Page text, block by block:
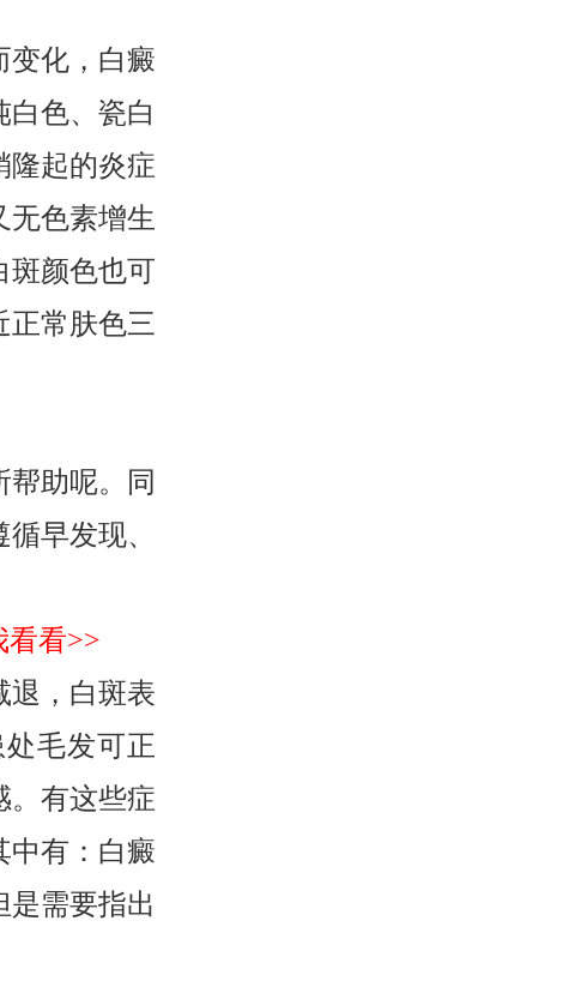
化，白癜
白色、瓷白
隆起的炎症
无色素增生
斑颜色也可
正常肤色三
助呢。同
早发现、
看看>>
，白斑表
毛发可正
。有这些症
中有：白癜
是需要指出